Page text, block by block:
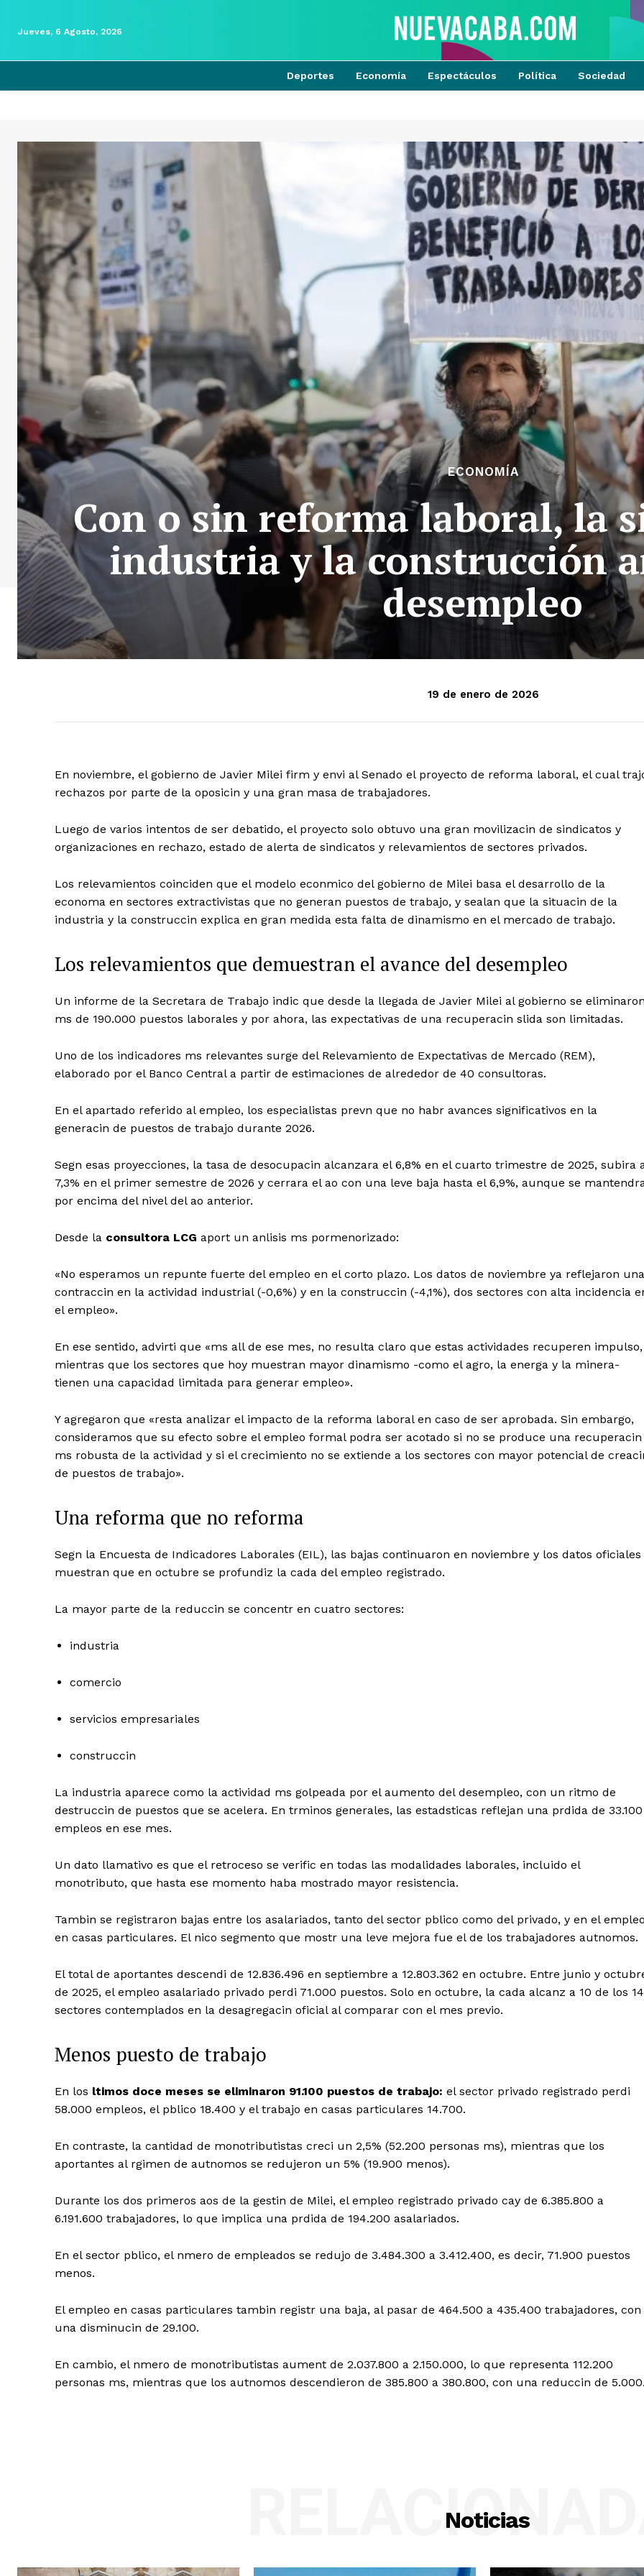
Jueves, 6 Agosto, 2026
Deportes Economía Espectáculos Política Sociedad
ECONOMÍA
Con o sin reforma laboral, la
industria y la construcción
desempleo
19 de enero de 2026
En noviembre, el gobierno de Javier Milei firm y envi al Senado el proyecto de reforma laboral, el cual
rechazos por parte de la oposicin y una gran masa de trabajadores.
Luego de varios intentos de ser debatido, el proyecto solo obtuvo una gran movilizacin de sindicatos y
organizaciones en rechazo, estado de alerta de sindicatos y relevamientos de sectores privados.
Los relevamientos coinciden que el modelo econmico del gobierno de Milei basa el desarrollo de la
economa en sectores extractivistas que no generan puestos de trabajo, y sealan que la situacin de la
industria y la construccin explica en gran medida esta falta de dinamismo en el mercado de trabajo.
Los relevamientos que demuestran el avance del desempleo
Un informe de la Secretara de Trabajo indic que desde la llegada de Javier Milei al gobierno se
ms de 190.000 puestos laborales y por ahora, las expectativas de una recuperacin slida son limitadas.
Uno de los indicadores ms relevantes surge del Relevamiento de Expectativas de Mercado (REM),
elaborado por el Banco Centrala partir de estimaciones de alrededor de 40 consultoras.
En el apartado referido al empleo, los especialistas prevn que no habr avances significativos en la
generacin de puestos de trabajo durante 2026.
Segn esas proyecciones, la tasa de desocupacin alcanzara el 6,8% en el cuarto trimestre de 2025, subira
7,3% en el primer semestre de 2026 y cerrara el ao con una leve baja hasta el 6,9%, aunque se
por encima del nivel del ao anterior.
Desde la consultora LCG aport un anlisis ms pormenorizado:
«No esperamos un repunte fuerte del empleo en el corto plazo. Los datos de noviembre ya reflejaron una
contraccin en la actividad industrial (-0,6%) y en la construccin (-4,1%), dos sectores con alta incidencia
el empleo».
En ese sentido, advirti que «ms all de ese mes, no resulta claro que estas actividades recuperen impulso,
mientras que los sectores que hoy muestran mayor dinamismo -como el agro, la energa y la minera-
tienen una capacidad limitada para generar empleo».
Y agregaron que «resta analizar el impacto de la reforma laboral en caso de ser aprobada. Sin embargo,
consideramos que su efecto sobre el empleo formal podra ser acotado si no se produce una recuperacin
ms robusta de la actividad y si el crecimiento no se extiende a los sectores con mayor potencial de
de puestos de trabajo».
Una reforma que no reforma
Segn la Encuesta de Indicadores Laborales (EIL), las bajas continuaron en noviembre y los datos oficiales
muestran que en octubre se profundiz la cada del empleo registrado.
La mayor parte de la reduccin se concentr en cuatro sectores:
industria
comercio
servicios empresariales
construccin
La industria aparece como la actividad ms golpeada por el aumento del desempleo, con un ritmo de
destruccin de puestos que se acelera. En trminos generales, las estadsticas reflejan una prdida de 33.100
empleos en ese mes.
Un dato llamativo es que el retroceso se verific en todas las modalidades laborales, incluido el
monotributo, que hasta ese momento haba mostrado mayor resistencia.
Tambin se registraron bajas entre los asalariados, tanto del sector pblico como del privado, y en el
en casas particulares. El nico segmento que mostr una leve mejora fue el de los trabajadores autnomos.
El total de aportantes descendi de 12.836.496 en septiembre a 12.803.362 en octubre. Entre junio y
de 2025, el empleo asalariado privado perdi 71.000 puestos. Solo en octubre, la cada alcanz a 10 de los 14
sectores contemplados en la desagregacin oficial al comparar con el mes previo.
Menos puesto de trabajo
En los ltimos doce meses se eliminaron 91.100 puestos de trabajo: el sector privado registrado perdi
58.000 empleos, el pblico 18.400 y el trabajo en casas particulares 14.700.
En contraste, la cantidad de monotributistas creci un 2,5% (52.200 personas ms), mientras que los
aportantes al rgimen de autnomos se redujeron un 5% (19.900 menos).
Durante los dos primeros aos de la gestin de Milei, el empleo registrado privado cay de 6.385.800 a
6.191.600 trabajadores, lo que implica una prdida de 194.200 asalariados.
En el sector pblico, el nmero de empleados se redujo de 3.484.300 a 3.412.400, es decir, 71.900 puestos
menos.
El empleo en casas particulares tambin registr una baja, al pasar de 464.500 a 435.400 trabajadores, con
una disminucin de 29.100.
En cambio, el nmero de monotributistas aument de 2.037.800 a 2.150.000, lo que representa 112.200
personas ms, mientras que los autnomos descendieron de 385.800 a 380.800, con una reduccin de
Noticias